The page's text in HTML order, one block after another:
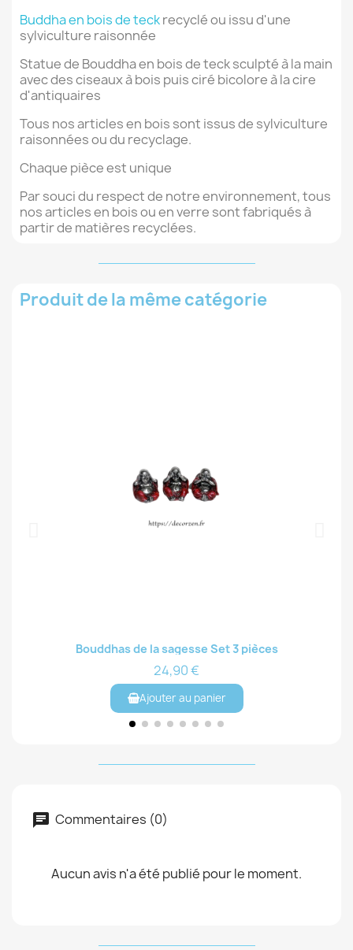
Buddha en bois de teckrecyclé ou issu d'une
sylviculture raisonnée
Statue de Bouddha en bois de teck sculpté à la main
avec des ciseaux à bois puis ciré bicolore à la cire
d'antiquaires
Tous nos articles en bois sont issus de sylviculture
raisonnées ou du recyclage.
Chaque pièce est unique
Par souci du respect de notre environnement, tous
nos articles en bois ou en verre sont fabriqués à
partir de matières recyclées.
Produit de la même catégorie
Aperçu rapide
Bouddhas de la sagesse Set 3 pièces
24,90 €
Ajouter au panier
Commentaires (0)
Aucun avis n'a été publié pour le moment.